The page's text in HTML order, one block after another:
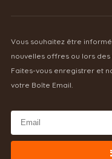
Vous souhaitez être
nouvelles offres ou lors
Faites-vous enregistrer et
votre Boîte Email.